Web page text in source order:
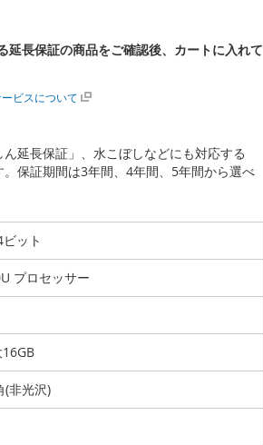
長保証の商品をご確認後、カートに入れて
ビスについて
延長保証」、水こぼしなどにも対応する
保証期間は3年間、4年間、5年間から選べ
ット
プロセッサー
(非光沢)